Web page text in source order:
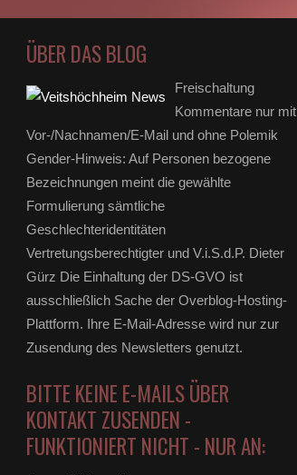
ÜBER DAS BLOG
Freischaltung
Kommentare nur mit
Vor-/Nachnamen/E-Mail und ohne Polemik
Gender-Hinweis: Auf Personen bezogene
Bezeichnungen meint die gewählte
Formulierung sämtliche
Geschlechteridentitäten
Vertretungsberechtigter und V.i.S.d.P. Dieter
Gürz Die Einhaltung der DS-GVO ist
ausschließlich Sache der Overblog-Hosting-
Plattform. Ihre E-Mail-Adresse wird nur zur
Zusendung des Newsletters genutzt.
BITTE KEINE E-MAILS ÜBER
KONTAKT ZUSENDEN -
FUNKTIONIERT NICHT - NUR AN: